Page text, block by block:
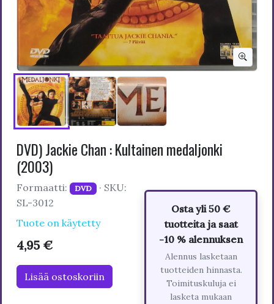
DVD) Jackie Chan : Kultainen medaljonki
(2003)
Formaatti: DVD · SKU:
SL-3012
Tuote on käytetty
4,95 €
Lisää ostoskoriin
Osta yli 50 €
tuotteita ja saat
-10 % alennuksen
Alennus lasketaan
tuotteiden hinnasta.
Toimituskuluja ei
lasketa mukaan